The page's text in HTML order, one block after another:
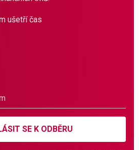
ušetří čas
SE K ODBĚRU